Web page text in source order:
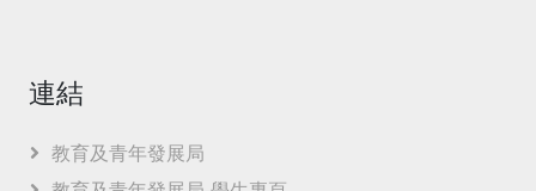
連結
教育及青年發展局